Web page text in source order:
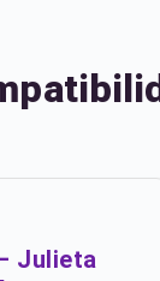
Julieta